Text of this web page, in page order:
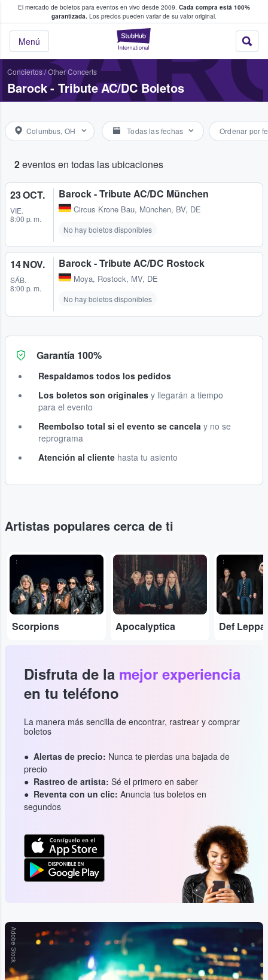
El mercado de boletos para eventos en vivo desde 2009. Cada compra está 100%
garantizada. Los precios pueden variar de su valor original.
StubHub: donde
Menú
fans compran y venden boletos
Conciertos/Other Concerts
Barock - Tribute AC/DC Boletos
Columbus, OH Todas las fechas Ordenar por
2eventos en todas las ubicaciones
23 OCT.
VIE.
8:00 p. m.
Barock - Tribute AC/DC München
Circus Krone Bau, München, BV, DE
No hay boletos disponibles
14 NOV.
SÁB.
8:00 p. m.
Barock - Tribute AC/DC Rostock
Moya, Rostock, MV, DE
No hay boletos disponibles
Garantía 100%
Respaldamos todos los pedidos
Los boletos son originales y llegarán a tiempo
para el evento
Reembolso total si el evento se cancela y no se
reprograma
Atención al cliente hasta tu asiento
Artistas populares cerca de ti
...
Scorpions
...
Apocalyptica
...
Def
Disfruta de la mejor experiencia
en tu teléfono
La manera más sencilla de encontrar, rastrear y comprar
boletos
Alertas de precio: Nunca te pierdas una bajada de
precio
Rastreo de artista: Sé el primero en saber
Reventa con un clic: Anuncia tus boletos en
segundos
Adobe Stock